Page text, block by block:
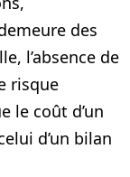
des
l’absence de
risque
le coût d’un
d’un bilan